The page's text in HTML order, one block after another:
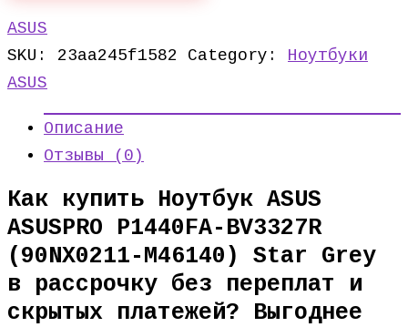
ASUS
SKU: 23aa245f1582 Category: Ноутбуки
ASUS
Описание
Отзывы (0)
Как купить Ноутбук ASUS
ASUSPRO P1440FA-BV3327R
(90NX0211-M46140) Star Grey
в рассрочку без переплат и
скрытых платежей? Выгоднее